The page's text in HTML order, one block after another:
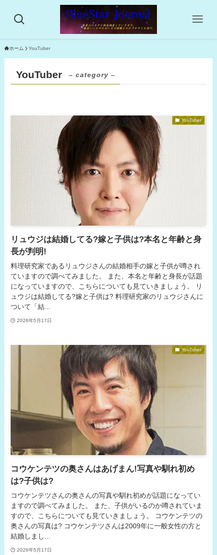
ホーム YouTuber
YouTuber – category –
YouTuber
リュウジは結婚してる?嫁と子供は?本名と年齢と身
長が判明!
料理研究家であるリュウジさんの結婚相手の嫁と子供が噂され
ていますので調べてみました。 また、本名と年齢と身長が話題
になっていますので、こちらについても見ていきましょう。 リ
ュウジは結婚してる?嫁と子供は? 料理研究家のリュウジさんに
ついて「結...
2026年5月17日
YouTuber
コウケンテツの奥さんはあげまん!写真や馴れ初め
は?子供は?
コウケンテツさんの奥さんの写真や馴れ初めが話題になってい
ますので調べてみました。 また、子供がいるのか噂されていま
すので、こちらについても見ていきましょう。 コウケンテツの
奥さんの写真は? コウケンテツさんは2009年に一般女性の方と
結婚しまし...
2026年5月17日